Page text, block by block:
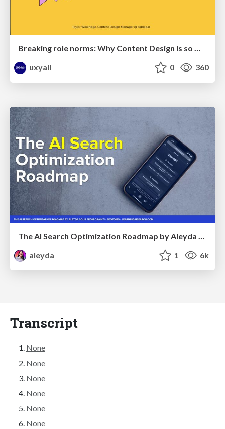
Breaking role norms: Why Content Design is so much more than writing copy - Taylor Woolridge
uxyall
0 360
aleyda
1 6k
Transcript
None
None
None
None
None
None